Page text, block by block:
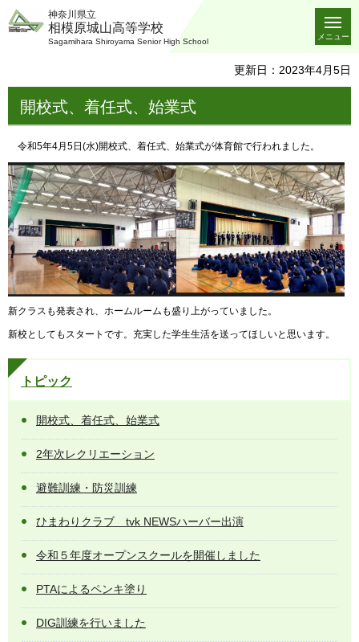
神奈川県立
相模原城山高等学校
Sagamihara Shiroyama Senior High School
メニュー
更新日：2023年4月5日
開校式、着任式、始業式
令和5年4月5日(水)開校式、着任式、始業式が体育館で行われました。
新クラスも発表され、ホームルームも盛り上がっていました。
新校としてもスタートです。充実した学生生活を送ってほしいと思います。
トピック
開校式、着任式、始業式
2年次レクリエーション
避難訓練・防災訓練
ひまわりクラブ tvk NEWSハーバー出演
令和５年度オープンスクールを開催しました
PTAによるペンキ塗り
DIG訓練を行いました